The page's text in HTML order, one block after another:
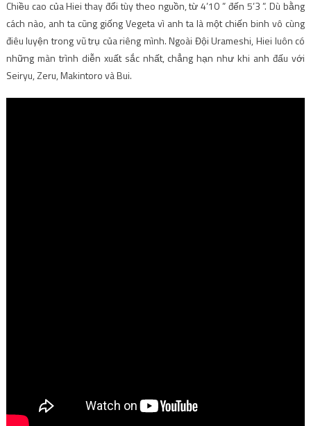
Chiều cao của Hiei thay đổi tùy theo nguồn, từ 4’10 ” đến 5’3 ”. Dù bằng
cách nào, anh ta cũng giống Vegeta vì anh ta là một chiến binh vô cùng
điêu luyện trong vũ trụ của riêng mình. Ngoài Đội Urameshi, Hiei luôn có
những màn trình diễn xuất sắc nhất, chẳng hạn như khi anh đấu với
Seiryu, Zeru, Makintoro và Bui.